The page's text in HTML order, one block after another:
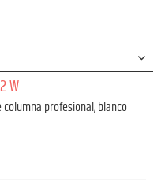
W
columna profesional, blanco